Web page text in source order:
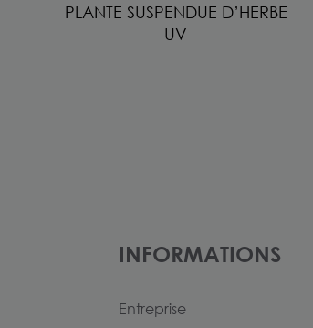
PLANTE SUSPENDUE D’HERBE
UV
INFORMATIONS
Entreprise